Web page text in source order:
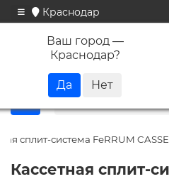
Краснодар
Ваш город —
Краснодар?
+7
сплит-система FeRRUM
Кассетная сплит-